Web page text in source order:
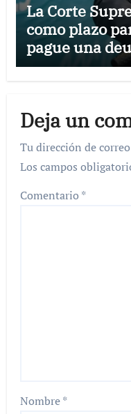
La Corte
como plazo
pague una
la Provincia
Deja un
Tu dirección de
Los campos
Comentario *
Nombre*